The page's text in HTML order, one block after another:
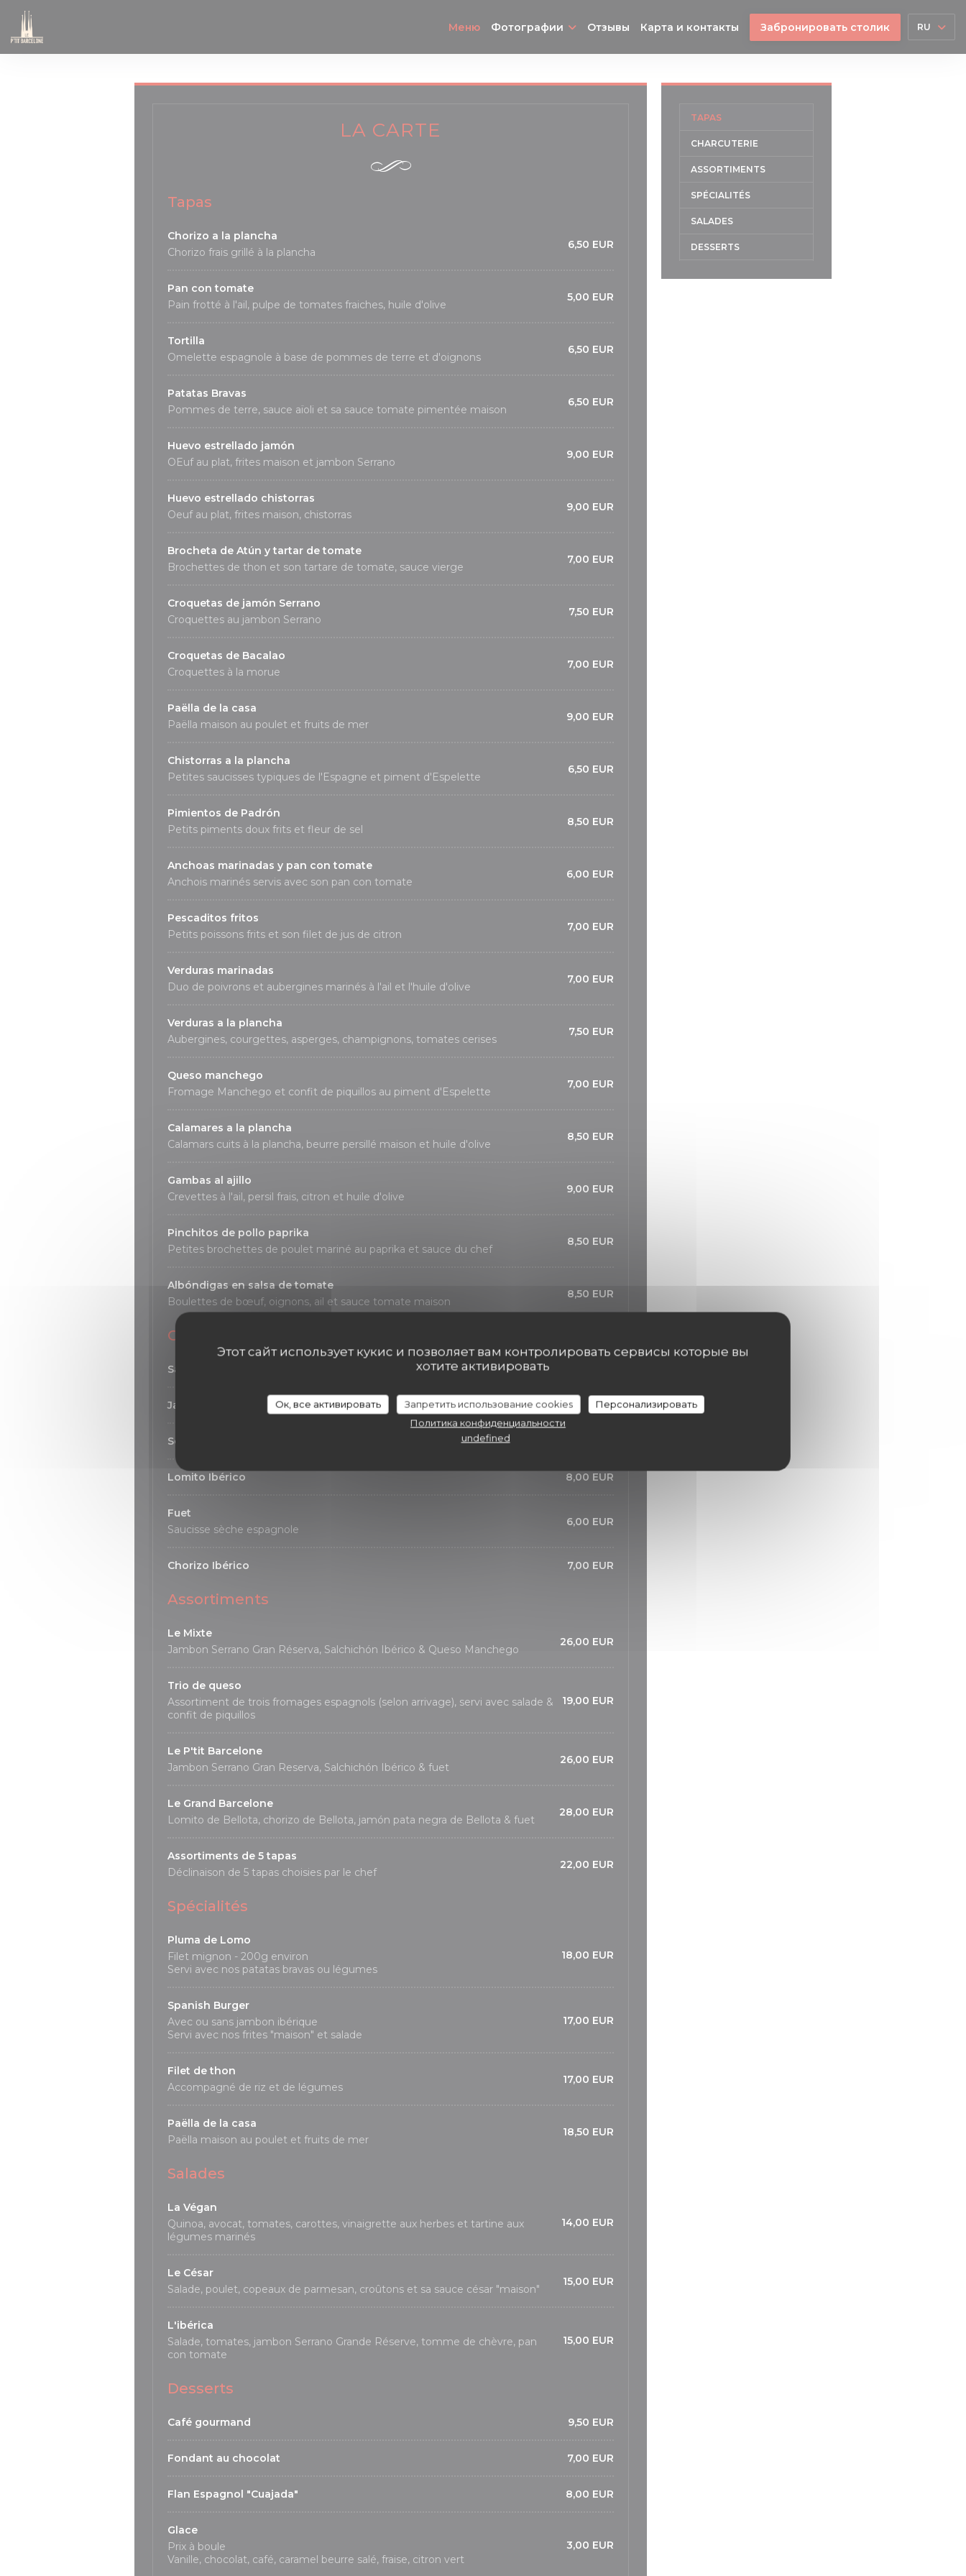
Этот сайт использует кукис и позволяет вам контролировать сервисы которые вы
хотите активировать
Ок, все активировать Запретить использование cookies
Персонализировать
Политика конфиденциальности
undefined
Меню Фотографии Отзывы Карта и контакты Забронировать столик RU
LA CARTE
Tapas
Chorizo a la plancha
Chorizo frais grillé à la plancha
6,50 EUR
Pan con tomate
Pain frotté à l'ail, pulpe de tomates fraiches, huile d'olive
5,00 EUR
Tortilla
Omelette espagnole à base de pommes de terre et d'oignons
6,50 EUR
Patatas Bravas
Pommes de terre, sauce aïoli et sa sauce tomate pimentée maison
6,50 EUR
Huevo estrellado jamón
OEuf au plat, frites maison et jambon Serrano
9,00 EUR
Huevo estrellado chistorras
Oeuf au plat, frites maison, chistorras
9,00 EUR
Brocheta de Atún y tartar de tomate
Brochettes de thon et son tartare de tomate, sauce vierge
7,00 EUR
Croquetas de jamón Serrano
Croquettes au jambon Serrano
7,50 EUR
Croquetas de Bacalao
Croquettes à la morue
7,00 EUR
Paëlla de la casa
Paëlla maison au poulet et fruits de mer
9,00 EUR
Chistorras a la plancha
Petites saucisses typiques de l'Espagne et piment d'Espelette
6,50 EUR
Pimientos de Padrón
Petits piments doux frits et fleur de sel
8,50 EUR
Anchoas marinadas y pan con tomate
Anchois marinés servis avec son pan con tomate
6,00 EUR
Pescaditos fritos
Petits poissons frits et son filet de jus de citron
7,00 EUR
Verduras marinadas
Duo de poivrons et aubergines marinés à l'ail et l'huile d'olive
7,00 EUR
Verduras a la plancha
Aubergines, courgettes, asperges, champignons, tomates cerises
7,50 EUR
Queso manchego
Fromage Manchego et confit de piquillos au piment d'Espelette
7,00 EUR
Calamares a la plancha
Calamars cuits à la plancha, beurre persillé maison et huile d'olive
8,50 EUR
Gambas al ajillo
Crevettes à l'ail, persil frais, citron et huile d'olive
9,00 EUR
Pinchitos de pollo paprika
Petites brochettes de poulet mariné au paprika et sauce du chef
8,50 EUR
Albóndigas en salsa de tomate
Boulettes de bœuf, oignons, ail et sauce tomate maison
8,50 EUR
Charcuterie
Salchichon Ibérico
Jamón pata negra de bellota 26,00 EUR
Serrano ibérico gran reserva
Lomito Ibérico 8,00 EUR
Fuet
Saucisse sèche espagnole
6,00 EUR
Chorizo Ibérico 7,00 EUR
Assortiments
Le Mixte
Jambon Serrano Gran Réserva, Salchichón Ibérico & Queso Manchego
26,00 EUR
Trio de queso
Assortiment de trois fromages espagnols (selon arrivage), servi avec salade &
confit de piquillos
19,00 EUR
Le P'tit Barcelone
Jambon Serrano Gran Reserva, Salchichón Ibérico & fuet
26,00 EUR
Le Grand Barcelone
Lomito de Bellota, chorizo de Bellota, jamón pata negra de Bellota & fuet
28,00 EUR
Assortiments de 5 tapas
Déclinaison de 5 tapas choisies par le chef
22,00 EUR
Spécialités
Pluma de Lomo
Filet mignon - 200g environ
Servi avec nos patatas bravas ou légumes
18,00 EUR
Spanish Burger
Avec ou sans jambon ibérique
Servi avec nos frites "maison" et salade
17,00 EUR
Filet de thon
Accompagné de riz et de légumes
17,00 EUR
Paëlla de la casa
Paëlla maison au poulet et fruits de mer
18,50 EUR
Salades
La Végan
Quinoa, avocat, tomates, carottes, vinaigrette aux herbes et tartine aux
légumes marinés
14,00 EUR
Le César
Salade, poulet, copeaux de parmesan, croûtons et sa sauce césar "maison"
15,00 EUR
L'ibérica
Salade, tomates, jambon Serrano Grande Réserve, tomme de chèvre, pan
con tomate
15,00 EUR
Desserts
Café gourmand 9,50 EUR
Fondant au chocolat 7,00 EUR
Flan Espagnol "Cuajada" 8,00 EUR
Glace
Prix à boule
Vanille, chocolat, café, caramel beurre salé, fraise, citron vert
3,00 EUR
TAPAS
CHARCUTERIE
ASSORTIMENTS
SPÉCIALITÉS
SALADES
DESSERTS